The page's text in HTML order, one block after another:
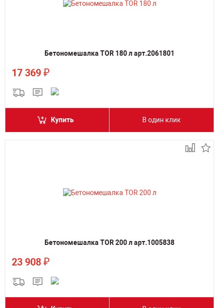
Бетономешалка TOR 180 л арт.2061801
17 369 ₽
Купить В один клик
Бетономешалка TOR 200 л арт.1005838
23 908 ₽